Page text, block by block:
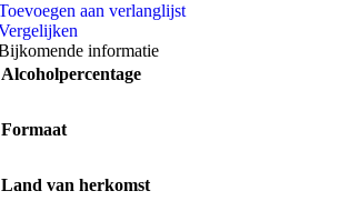
aan verlanglijst
informatie
Alcoholpercentage
Formaat
Land van herkomst